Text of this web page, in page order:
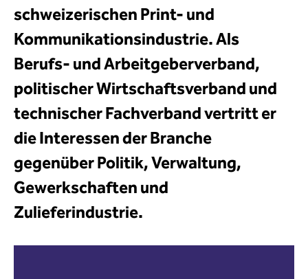
schweizerischen Print- und
Kommunikationsindustrie. Als
Berufs- und Arbeitgeberverband,
politischer Wirtschaftsverband und
technischer Fachverband vertritt er
die Interessen der Branche
gegenüber Politik, Verwaltung,
Gewerkschaften und
Zulieferindustrie.